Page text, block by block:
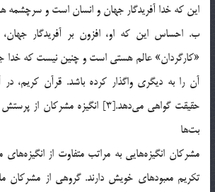
اين كه خدا آفريدگار جهان و انسان است و سرچشمه
ب. احساس اين كه او، افزون بر آفريدگار
«كارگردان» عالم هستي است و چنين نيست كه خدا
آن را به ديگري واگذار كرده باشد. قرآن كريم،
حقيقت گواهي مي‌دهد.[3] انگيزه
بت‌ها
مشركان انگيزه‌هايي به مراتب متفاوت از
تكريم معبودهاي خويش دارند. گروهي از مشركان